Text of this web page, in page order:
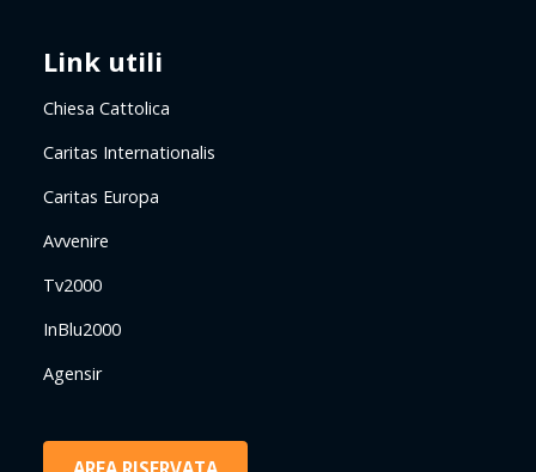
Link utili
Chiesa Cattolica
Caritas Internationalis
Caritas Europa
Avvenire
Tv2000
InBlu2000
Agensir